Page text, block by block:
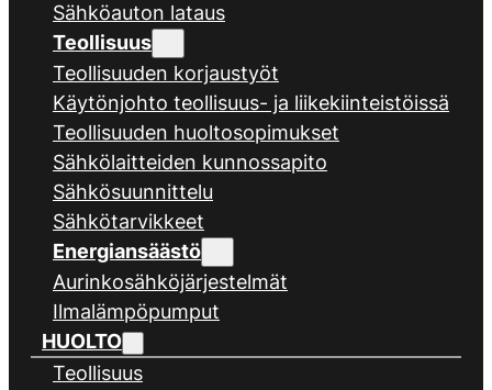
Sähköauton lataus
Teollisuus
Teollisuuden korjaustyöt
Käytönjohto teollisuus- ja liikekiinteistöissä
Teollisuuden huoltosopimukset
Sähkölaitteiden kunnossapito
Sähkösuunnittelu
Sähkötarvikkeet
Energiansäästö
Aurinkosähköjärjestelmät
Ilmalämpöpumput
HUOLTO
Teollisuus